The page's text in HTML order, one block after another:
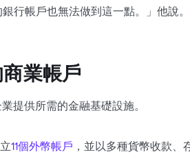
行帳戶也無法做到這一點。」他說。
業帳戶
提供所需的金融基礎設施。
11個外幣帳戶 ，並以多種貨幣收款